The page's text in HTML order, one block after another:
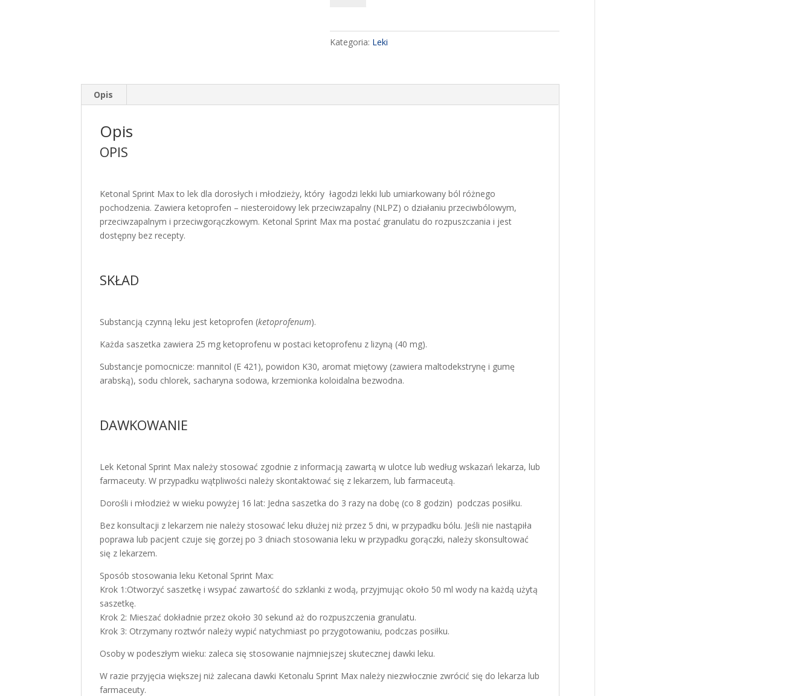
ROZTWORU
Kategoria: Leki
Opis
Opis
OPIS
Ketonal Sprint Max to lek dla dorosłych i młodzieży, który łagodzi lekki lub umiarkowany ból różnego
pochodzenia. Zawiera ketoprofen – niesteroidowy lek przeciwzapalny (NLPZ) o działaniu przeciwbólowym,
przeciwzapalnym i przeciwgorączkowym. Ketonal Sprint Max ma postać granulatu do rozpuszczania i jest
dostępny bez recepty.
SKŁAD
Substancją czynną leku jest ketoprofen (ketoprofenum).
Każda saszetka zawiera 25 mg ketoprofenu w postaci ketoprofenu z lizyną (40 mg).
Substancje pomocnicze: mannitol (E 421), powidon K30, aromat miętowy (zawiera maltodekstrynę i gumę
arabską), sodu chlorek, sacharyna sodowa, krzemionka koloidalna bezwodna.
DAWKOWANIE
Lek Ketonal Sprint Max należy stosować zgodnie z informacją zawartą w ulotce lub według wskazań lekarza, lub
farmaceuty. W przypadku wątpliwości należy skontaktować się z lekarzem, lub farmaceutą.
Dorośli i młodzież w wieku powyżej 16 lat: Jedna saszetka do 3 razy na dobę (co 8 godzin) podczas posiłku.
Bez konsultacji z lekarzem nie należy stosować leku dłużej niż przez 5 dni, w przypadku bólu. Jeśli nie nastąpiła
poprawa lub pacjent czuje się gorzej po 3 dniach stosowania leku w przypadku gorączki, należy skonsultować
się z lekarzem.
Sposób stosowania leku Ketonal Sprint Max:
Krok 1:Otworzyć saszetkę i wsypać zawartość do szklanki z wodą, przyjmując około 50 ml wody na każdą użytą
saszetkę.
Krok 2: Mieszać dokładnie przez około 30 sekund aż do rozpuszczenia granulatu.
Krok 3: Otrzymany roztwór należy wypić natychmiast po przygotowaniu, podczas posiłku.
Osoby w podeszłym wieku: zaleca się stosowanie najmniejszej skutecznej dawki leku.
W razie przyjęcia większej niż zalecana dawki Ketonalu Sprint Max należy niezwłocznie zwrócić się do lekarza lub
farmaceuty.